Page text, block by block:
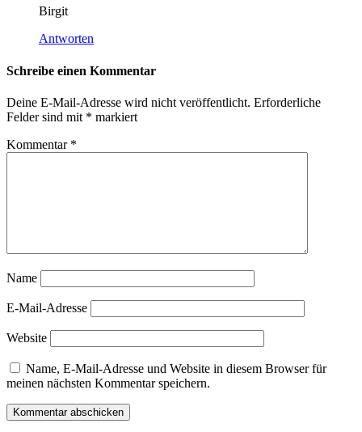
Birgit
Antworten
Schreibe einen Kommentar
Deine E-Mail-Adresse wird nicht veröffentlicht. Erforderliche
Felder sind mit * markiert
Kommentar *
Name
E-Mail-Adresse
Website
Name, E-Mail-Adresse und Website in diesem Browser für
meinen nächsten Kommentar speichern.